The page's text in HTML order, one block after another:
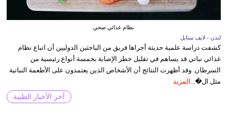
نظام غذائي صحي
لندن - لايف ستايل
كشفت دراسة علمية حديثة أجراها فريق من الباحثين الدوليين أن اتباع نظام
غذائي نباتي قد يساهم في تقليل خطر الإصابة بخمسة أنواع رئيسية من
السرطان. وقد أظهرت النتائج أن الأشخاص الذين يعتمدون على الأطعمة النباتية
مثل ال�...
المزيد
آخر الأخبار الطبية